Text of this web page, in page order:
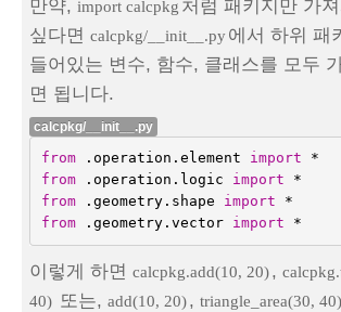
만약, import calcpkg 처럼 패키지만 가
싶다면 calcpkg/__init__.py에서 하위 패
들어있는 변수, 함수, 클래스를 모두
면 됩니다.
calcpkg/__init__.py
from .operation.element import
*
from
.operation.logic import
*
from
.geometry.shape import
*
from
.geometry.vector import *
이렇게 하면 calcpkg.add(10, 20),
40) 또는, add(10, 20), triangle_area(30, 40)